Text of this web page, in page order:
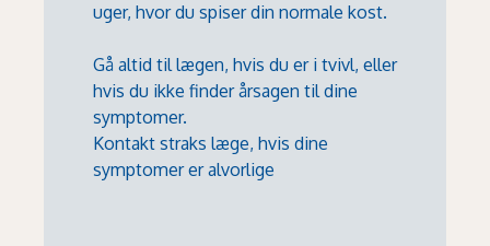
uger, hvor du spiser din normale kost.
Gå altid til lægen, hvis du er i tvivl, eller
hvis du ikke finder årsagen til dine
symptomer.
Kontakt straks læge, hvis dine
symptomer er alvorlige